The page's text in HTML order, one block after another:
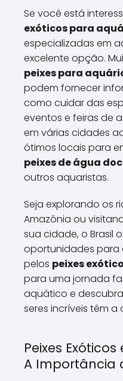
Se você está
exóticos para
especializadas em
excelente opção.
peixes para
podem fornecer
como cuidar das
eventos e feiras de
em várias cidades
ótimos locais para
peixes de água
outros aquaristas.
Seja explorando os
Amazônia ou
sua cidade, o Brasil
oportunidades para
pelos peixes
para uma jornada
aquático e
seres incríveis têm a
Peixes
A Importância